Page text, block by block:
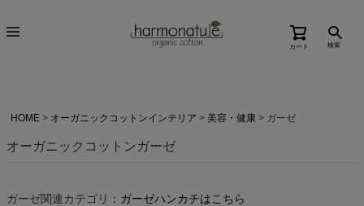
カート 検索
HOME オーガニックコットンインテリア 美容・健康 ガーゼ
オーガニックコットンガーゼ
ガーゼ関連カテゴリ： ガーゼハンカチはこちら